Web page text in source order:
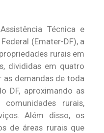
Técnica e
(Emater-DF), a
rurais em
divididas em quatro
as demandas de toda
DF, aproximando as
rurais,
Além disso, os
de áreas rurais que